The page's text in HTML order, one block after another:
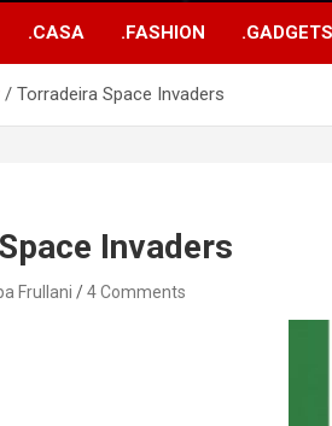
.CASA .FASHION .GADGETS
Torradeira Space Invaders
Invaders
Frullani 4 Comments